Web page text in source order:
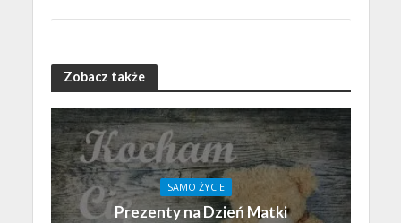
Zobacz także
SAMO ŻYCIE
Prezenty na Dzień Matki